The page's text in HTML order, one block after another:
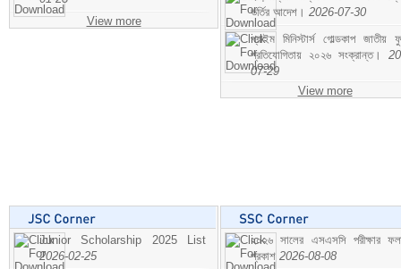
View more
ভর্তির আদেশ। 2026-07-30
প্রাইম মিনিস্টার্স গোল্ডকাপ জাতীয়
প্রতিযোগিতায় ২০২৬ সংক্রান্ত।
07-29
View more
Junior Scholarship 2025 List
2026-02-25
২০২৬ সালের এসএসসি পরীক্ষার
প্রকাশ 2026-08-08